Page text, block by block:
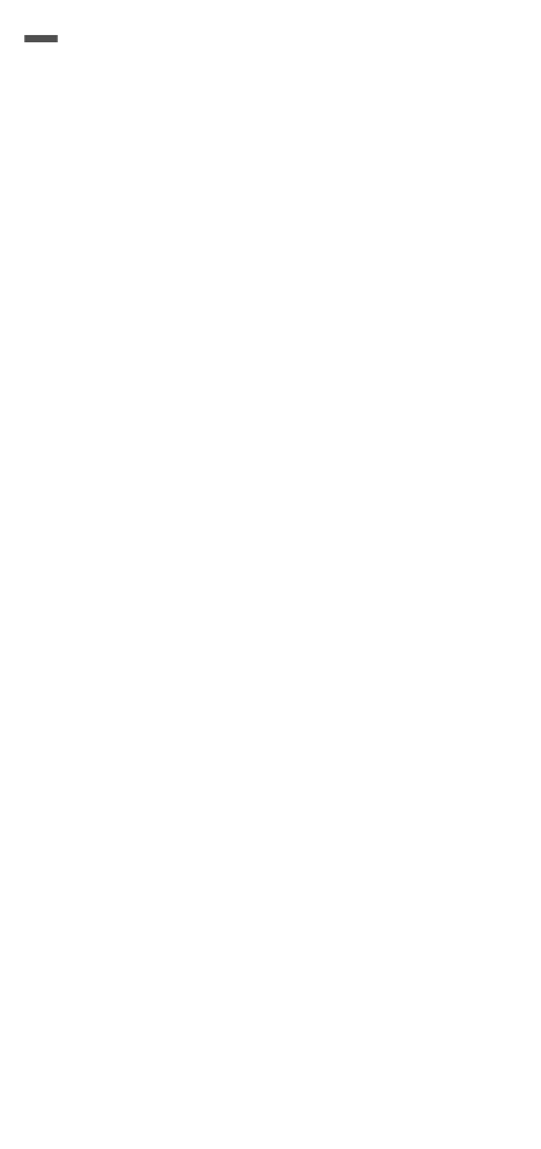
Toggle